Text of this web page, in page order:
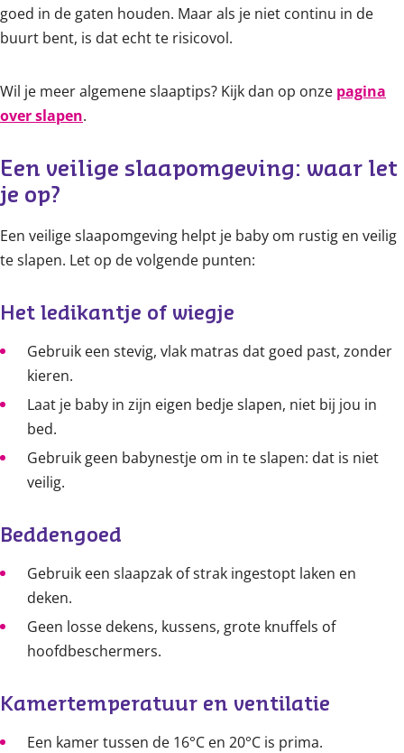
goed in de gaten houden. Maar als je niet continu in de
buurt bent, is dat echt te risicovol.
Wil je meer algemene slaaptips? Kijk dan op onze pagina
over slapen.
Een veilige slaapomgeving: waar let
je op?
Een veilige slaapomgeving helpt je baby om rustig en veilig
te slapen. Let op de volgende punten:
Het ledikantje of wiegje
Gebruik een stevig, vlak matras dat goed past, zonder
kieren.
Laat je baby in zijn eigen bedje slapen, niet bij jou in
bed.
Gebruik geen babynestje om in te slapen: dat is niet
veilig.
Beddengoed
Gebruik een slaapzak of strak ingestopt laken en
deken.
Geen losse dekens, kussens, grote knuffels of
hoofdbeschermers.
Kamertemperatuur en ventilatie
Een kamer tussen de 16°C en 20°C is prima.